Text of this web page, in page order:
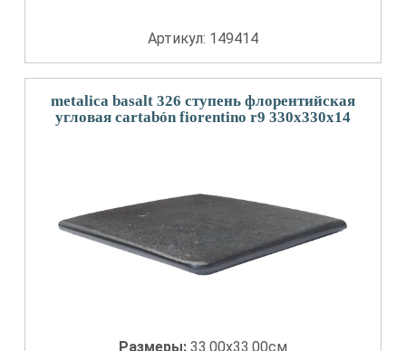
Артикул: 149414
metalica basalt 326 ступень флорентийская
угловая cartabón fiorentino r9 330x330x14
Размеры: 33.00x33.00см